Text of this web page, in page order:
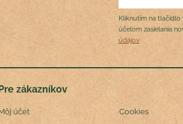
Kliknutím na tlačidlo
účelom zasielania
údajov
zákazníkov
účet
Cookies